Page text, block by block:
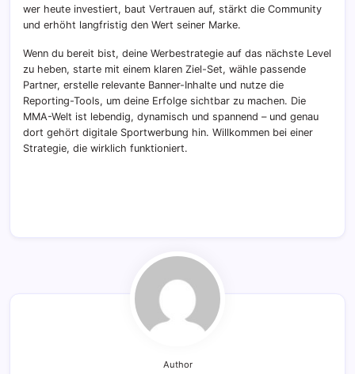
wer heute investiert, baut Vertrauen auf, stärkt die Community
und erhöht langfristig den Wert seiner Marke.
Wenn du bereit bist, deine Werbestrategie auf das nächste Level
zu heben, starte mit einem klaren Ziel-Set, wähle passende
Partner, erstelle relevante Banner-Inhalte und nutze die
Reporting-Tools, um deine Erfolge sichtbar zu machen. Die
MMA-Welt ist lebendig, dynamisch und spannend – und genau
dort gehört digitale Sportwerbung hin. Willkommen bei einer
Strategie, die wirklich funktioniert.
Author